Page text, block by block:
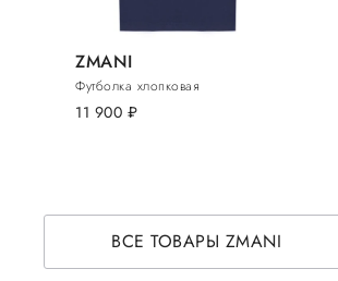
ZMANI
Футболка хлопковая
11 900 руб.
ВСЕ ТОВАРЫ ZMANI